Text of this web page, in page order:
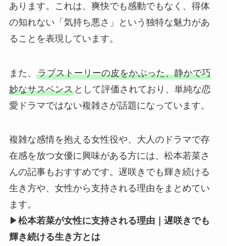
あります。これは、爽快でも感動でもなく、得体
の知れない「気持ち悪さ」という独特な魅力があ
ることを表現しています。
また、 ラブストーリーの皮をかぶった、静かで巧
妙なサスペンスとして評価されており、単純な恋
愛ドラマではない複雑さが話題になっています。
複雑な感情を抱える女性役や、大人のドラマで存
在感を放つ女優に興味がある方には、松本若菜さ
んの記事もおすすめです。遅咲きでも輝き続ける
生き方や、女性から支持される理由をまとめてい
ます。
▶松本若菜が女性に支持される理由｜遅咲きでも
輝き続ける生き方とは